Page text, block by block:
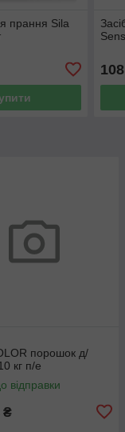
прання Sila
порошок д/
кг п/е
відправки
₴